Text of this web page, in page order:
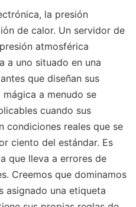
la presión
de calor. Un servidor de
atmosférica
a uno situado en una
que diseñan sus
a menudo se
cuando sus
condiciones reales que se
ciento del estándar. Es
que lleva a errores de
Creemos que dominamos
asignado una etiqueta